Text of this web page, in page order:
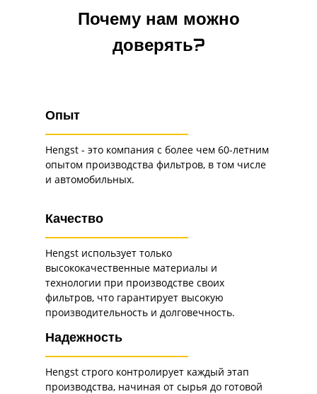
Почему нам можно
доверять?
Опыт
Hengst - это компания с более чем 60-летним
опытом производства фильтров, в том числе
и автомобильных.
Качество
Надежность
Hengst использует только
высококачественные материалы и
технологии при производстве своих
фильтров, что гарантирует высокую
производительность и долговечность.
Hengst строго контролирует каждый этап
производства, начиная от сырья до готовой